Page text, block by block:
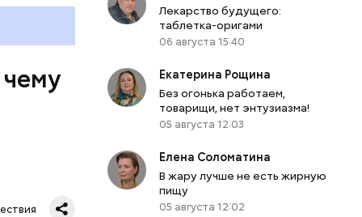
Лекарство будущего:
таблетка-оригами
06 августа 15:40
Екатерина Рощина
Без огонька работаем,
товарищи, нет энтузиазма!
05 августа 12:03
Елена Соломатина
В жару лучше не есть жирную
пищу
05 августа 12:02